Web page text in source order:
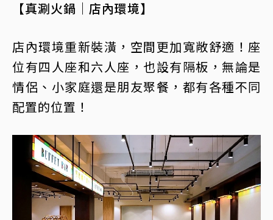
【真涮火鍋｜店內環境】
店內環境重新裝潢，空間更加寬敞舒適！座
位有四人座和六人座，也設有隔板，無論是
情侶、小家庭還是朋友聚餐，都有各種不同
配置的位置！